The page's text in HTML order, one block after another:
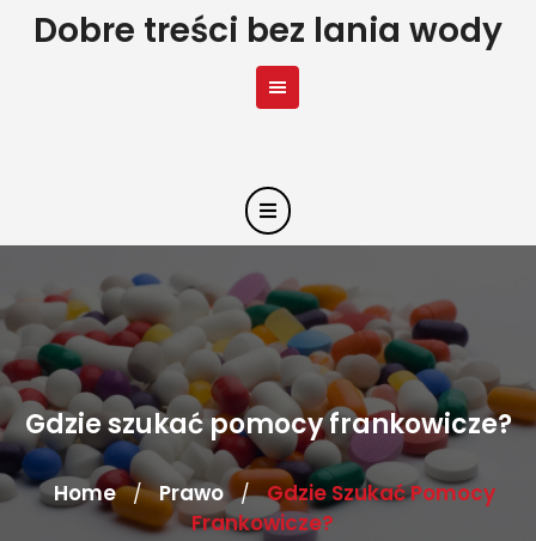
SkipDobre treści bez lania wody
Gdzie szukać pomocy frankowicze?
Home / Prawo / Gdzie Szukać Pomocy
Frankowicze?